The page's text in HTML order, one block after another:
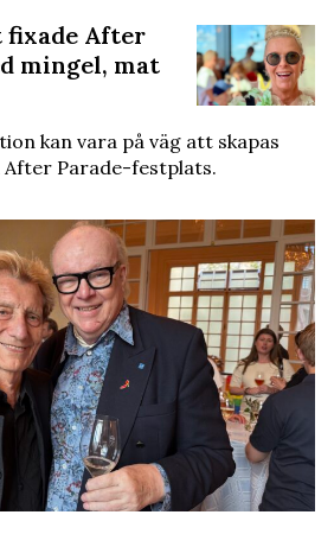
fixade After
mingel, mat
kan vara på väg att skapas
After Parade-festplats.